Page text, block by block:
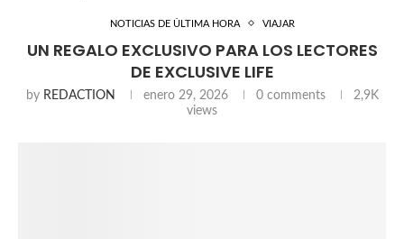
NOTICIAS DE ÚLTIMA HORA VIAJAR
UN REGALO EXCLUSIVO PARA LOS LECTORES
DE EXCLUSIVE LIFE
by REDACTION enero 29, 2026 0 comments
2,9K
views